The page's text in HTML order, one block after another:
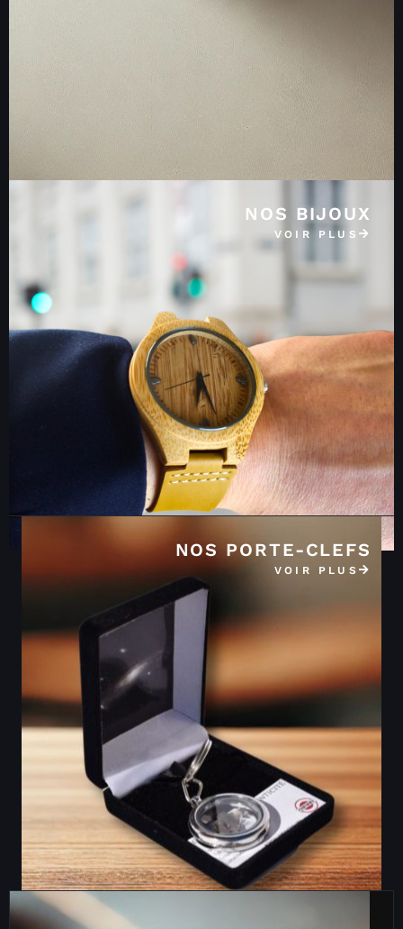
NOS BIJOUX
VOIR PLUS
NOS PORTE-CLEFS
VOIR PLUS